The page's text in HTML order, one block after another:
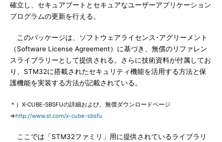
確立し、セキュアブートとセキュアなユーザーアプリケーション
プログラムの更新を行える。
このパッケージは、ソフトウェアライセンス･アグリーメント
（Software License Agreement）に基づき、無償のリファレン
スライブラリーとして提供される。さらに技術資料が付属してお
り、STM32に搭載されたセキュリティ機能を活用する方法と保
護機能を実装する方法が記載されている。
＊）X-CUBE-SBSFUの詳細および、無償ダウンロードページ
⇒http://www.st.com/x-cube-sbsfu
ここでは「STM32ファミリ」用に提供されているライブラリ